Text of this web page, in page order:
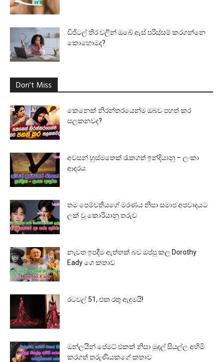
ඩිජිටල් තිර වලින් ඔබේ ඇස් පරිස්සම් කරගන්නෙ
කොහොමද?
Don't Miss
කෙනෙක් නිරන්තරයෙන්ම ඔබව පහත් කර
සලකනවද?
අවසන් හුස්මතෙක් රැකගත් ඉන්දියානු – ලංකා
ආදරය
තම පෙම්වතියගේ මරණය නිසා සමාජ අපවාදයට
ලක් වූ කොරියානු තරුව
නැවත ඉපදීම ඇත්තක් බව ඔප්පු කල Dorothy
Eady ගෙ කතාව
රටවල් 51, එක රතු ඇඳුමයි!
ඔන්ලයින් පේමට් එකක් නිසා මුදල් සියල්ල අහිමි
කරගත් තරුණියකගේ කතාව